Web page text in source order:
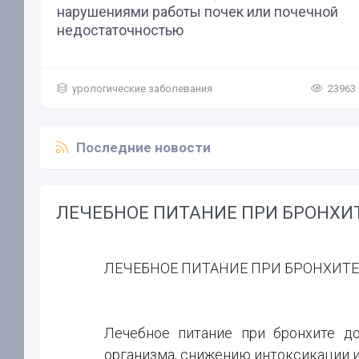
нарушениями работы почек или почечной
недостаточностью
урологические заболевания 23963
Последние новости
ЛЕЧЕБНОЕ ПИТАНИЕ ПРИ
ЛЕЧЕБНОЕ ПИТАНИЕ ПРИ БРОНХИТЕ
Лечебное питание при бронхите
организма, снижению интоксикации